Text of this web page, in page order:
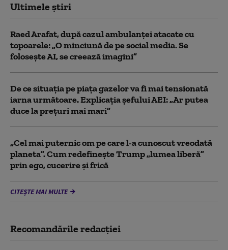
Ultimele știri
Raed Arafat, după cazul ambulanței atacate cu
topoarele: „O minciună de pe social media. Se
folosește AI, se creează imagini”
De ce situaţia pe piaţa gazelor va fi mai tensionată
iarna următoare. Explicația șefului AEI: „Ar putea
duce la preţuri mai mari”
„Cel mai puternic om pe care l-a cunoscut vreodată
planeta”. Cum redefinește Trump „lumea liberă”
prin ego, cucerire și frică
CITEȘTE MAI MULTE
Recomandările redacţiei